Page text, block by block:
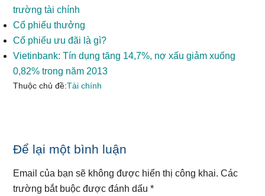
trường tài chính
Cổ phiếu thưởng
Cổ phiếu ưu đãi là gì?
Vietinbank: Tín dụng tăng 14,7%, nợ xấu giảm xuống
0,82% trong năm 2013
Thuộc chủ đề:Tài chính
Reader
Interactions
Để lại một bình luận
Email của bạn sẽ không được hiển thị công khai. Các
trường bắt buộc được đánh dấu*